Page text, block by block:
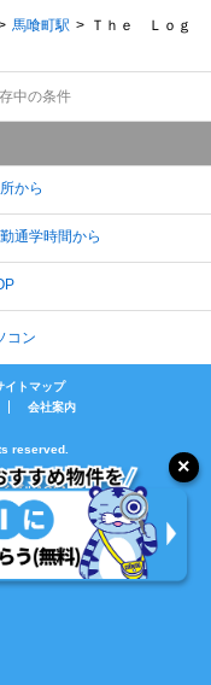
馬喰町駅
Ｔｈｅ Ｌｏｇ
中の条件
から
通学時間から
コン
イトマップ
会社案内
reserved.
ブルAGENT
情報局